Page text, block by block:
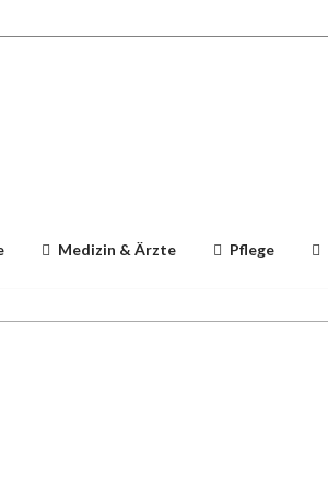
Medizin & Ärzte Pflege